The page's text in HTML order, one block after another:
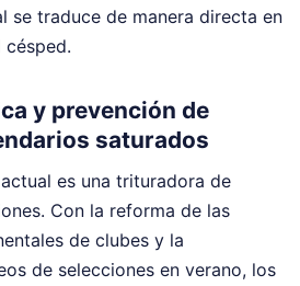
se traduce de manera directa en
y prevención de
saturados
es una trituradora de
Con la reforma de las
de clubes y la
de selecciones en verano, los